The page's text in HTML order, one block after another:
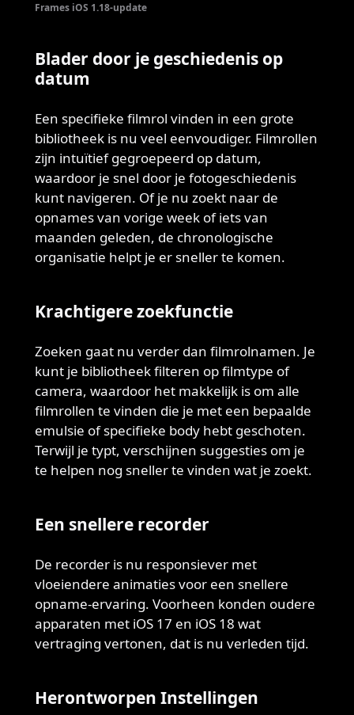
Frames iOS 1.18-update
Blader door je geschiedenis op
datum
Een specifieke filmrol vinden in een grote
bibliotheek is nu veel eenvoudiger. Filmrollen
zijn intuïtief gegroepeerd op datum,
waardoor je snel door je fotogeschiedenis
kunt navigeren. Of je nu zoekt naar de
opnames van vorige week of iets van
maanden geleden, de chronologische
organisatie helpt je er sneller te komen.
Krachtigere zoekfunctie
Zoeken gaat nu verder dan filmrolnamen. Je
kunt je bibliotheek filteren op filmtype of
camera, waardoor het makkelijk is om alle
filmrollen te vinden die je met een bepaalde
emulsie of specifieke body hebt geschoten.
Terwijl je typt, verschijnen suggesties om je
te helpen nog sneller te vinden wat je zoekt.
Een snellere recorder
De recorder is nu responsiever met
vloeiendere animaties voor een snellere
opname-ervaring. Voorheen konden oudere
apparaten met iOS 17 en iOS 18 wat
vertraging vertonen, dat is nu verleden tijd.
Herontworpen Instellingen